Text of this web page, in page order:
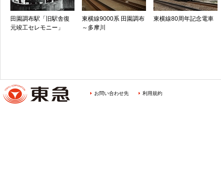
田園調布駅「旧駅舎復
元竣工セレモニー」
東横線9000系 田園調布
～多摩川
東横線80周年記念電車
お問い合わせ先 利用規約